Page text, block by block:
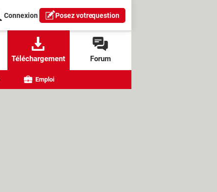
Connexion Posez votrequestion
Téléchargement Forum
Emploi